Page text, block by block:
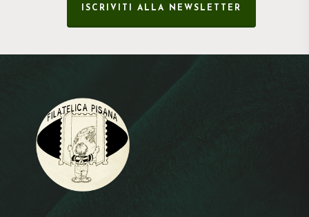
ISCRIVITI ALLA NEWSLETTER